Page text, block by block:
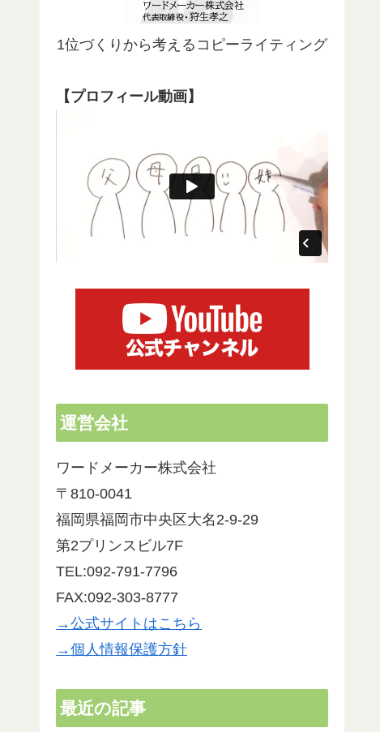
1位づくりから考えるコピーライティング
【プロフィール動画】
運営会社
ワードメーカー株式会社
〒810-0041
福岡県福岡市中央区大名2-9-29
第2プリンスビル7F
TEL:092-791-7796
FAX:092-303-8777
→公式サイトはこちら
→個人情報保護方針
最近の記事